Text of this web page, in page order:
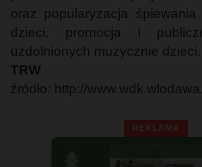
oraz popularyzacja
dzieci, promocja i
uzdolnionych muzycznie dzieci.
TRW
źródło: http://
REKLAMA